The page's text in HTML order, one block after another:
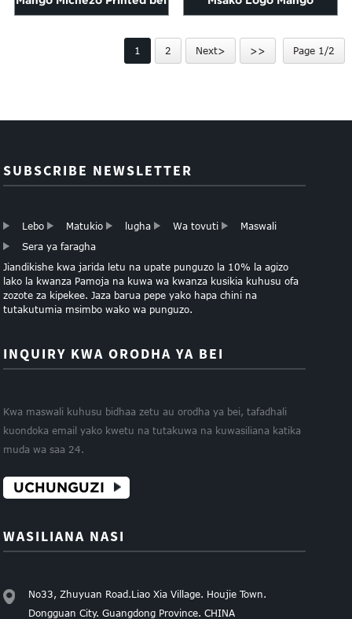
1 2 Next> >> Page 1/2
SUBSCRIBE NEWSLETTER
Lebo Matukio lugha Wa tovuti
Maswali
Sera ya faragha
Jiandikishe kwa jarida letu na upate punguzo la 10% la agizo
lako la kwanza Pamoja na kuwa wa kwanza kusikia kuhusu ofa
zozote za kipekee. Jaza barua pepe yako hapa chini na
tutakutumia msimbo wako wa punguzo.
INQUIRY KWA ORODHA YA BEI
Kwa maswali kuhusu bidhaa zetu au orodha ya bei, tafadhali
kuondoka email yako kwetu na tutakuwa na kuwasiliana katika
muda wa saa 24.
UCHUNGUZI
WASILIANA NASI
No33, Zhuyuan Road.Liao Xia Village. Houjie Town.
Dongguan City. Guangdong Province. CHINA